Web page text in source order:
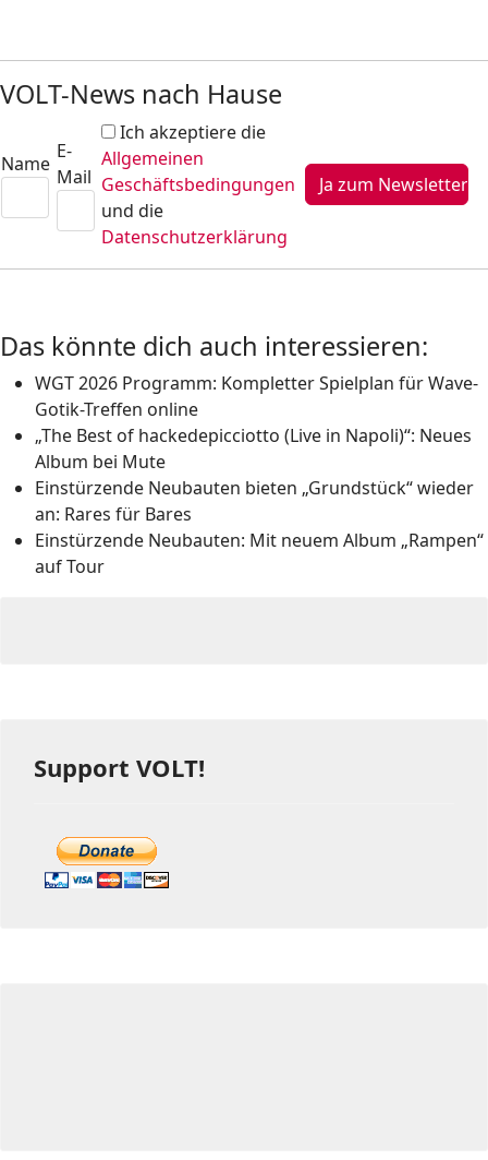
VOLT-News nach Hause
Name
E-
Mail
Ich akzeptiere die
Allgemeinen
Geschäftsbedingungen
und die
Datenschutzerklärung
Das könnte dich auch interessieren:
WGT 2026 Programm: Kompletter Spielplan für Wave-
Gotik-Treffen online
„The Best of hackedepicciotto (Live in Napoli)“: Neues
Album bei Mute
Einstürzende Neubauten bieten „Grundstück“ wieder
an: Rares für Bares
Einstürzende Neubauten: Mit neuem Album „Rampen“
auf Tour
Support VOLT!